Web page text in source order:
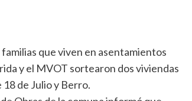
que viven en asentamientos
y el MVOT sortearon dos viviendas
de Julio y Berro.